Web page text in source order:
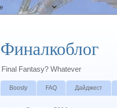
Финалкоблог
Final Fantasy? Whatever
Boosty FAQ Дайджест